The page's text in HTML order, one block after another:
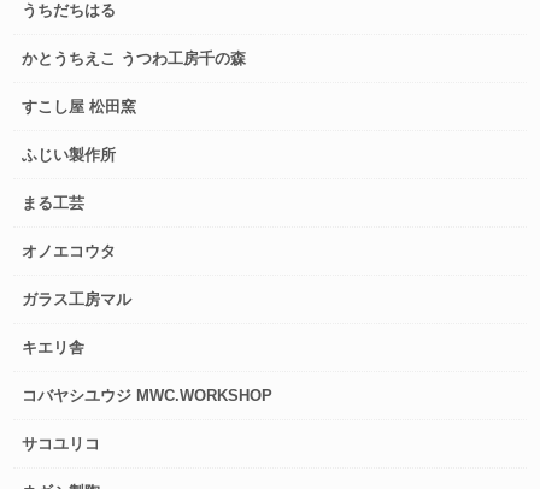
うちだちはる
かとうちえこ うつわ工房千の森
すこし屋 松田窯
ふじい製作所
まる工芸
オノエコウタ
ガラス工房マル
キエリ舎
コバヤシユウジ MWC.WORKSHOP
サコユリコ